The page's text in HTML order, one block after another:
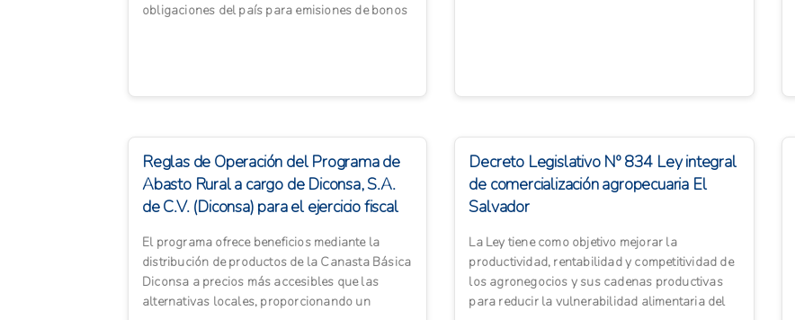
obligaciones del país para emisiones de bonos
Reglas de Operación del Programa de
Abasto Rural a cargo de Diconsa, S.A.
de C.V. (Diconsa) para el ejercicio fiscal
El programa ofrece beneficios mediante la
distribución de productos de la Canasta Básica
Diconsa a precios más accesibles que las
alternativas locales, proporcionando un
Decreto Legislativo Nº 834 Ley integral
de comercialización agropecuaria El
Salvador
La Ley tiene como objetivo mejorar la
productividad, rentabilidad y competitividad de
los agronegocios y sus cadenas productivas
para reducir la vulnerabilidad alimentaria del